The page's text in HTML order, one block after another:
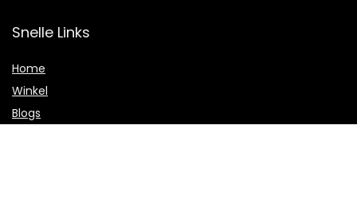
Snelle Links
Home
Winkel
Blogs